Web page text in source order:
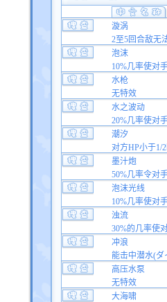
漩涡
2至5回合敌无
泡沫
10%几率使对
水枪
无特效
水之波动
20%几率使对
潮汐
对方HP小于1/
墨汁炮
50%几率令对
泡沫光线
10%几率使对
浊流
30%的几率使
冲浪
能击中潜水(
高压水泵
无特效
大海啸